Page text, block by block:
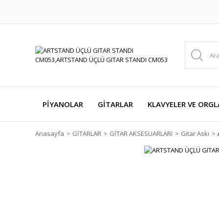
PİYANOLAR GİTARLAR KLAVYELER VE
Anasayfa GİTARLAR GİTAR AKSESUARLARI Gitar Askı